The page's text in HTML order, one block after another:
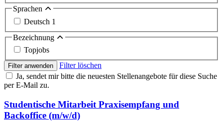
Sprachen
Deutsch 1
Bezeichnung
Topjobs
Filter anwenden
Filter löschen
Ja, sendet mir bitte die neuesten Stellenangebote für diese Suche
per E-Mail zu.
Studentische Mitarbeit Praxisempfang und
Backoffice (m/w/d)